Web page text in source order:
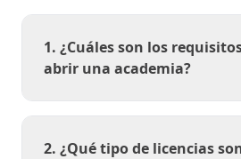
1. ¿Cuáles son los
abrir una academia?
2. ¿Qué tipo de licencias